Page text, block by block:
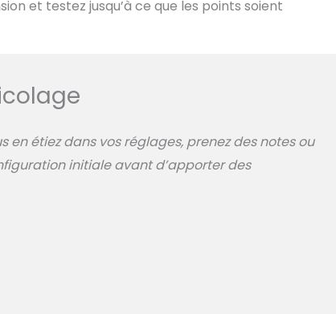
et testez jusqu’à ce que les points soient
en étiez dans vos réglages, prenez des notes ou
initiale avant d’apporter des